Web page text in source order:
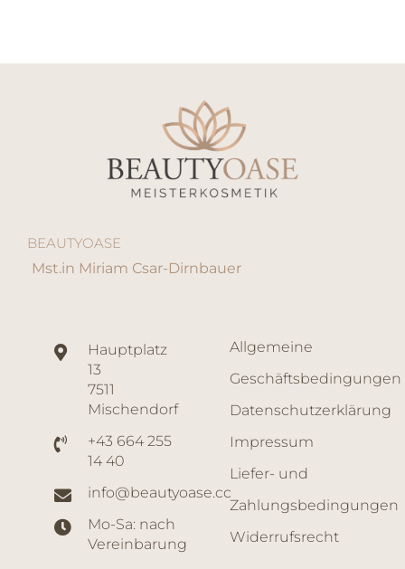
BEAUTYOASE
Mst.in Miriam Csar-Dirnbauer
Hauptplatz
13
7511
Mischendorf
+43 664 255
14 40
info@beautyoase.cc
Mo-Sa: nach
Vereinbarung
Allgemeine
Geschäftsbedingungen
Datenschutzerklärung
Impressum
Liefer- und
Zahlungsbedingungen
Widerrufsrecht